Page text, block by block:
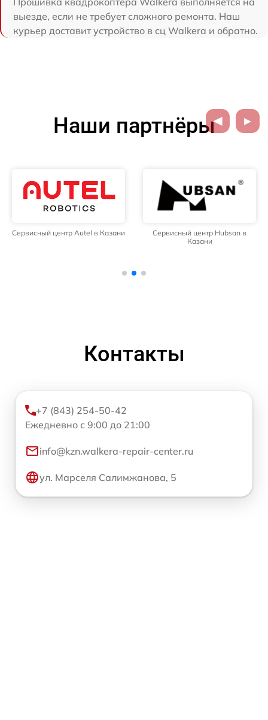
выезде, если не требует сложного ремонта. Наш
курьер доставит устройство в сц Walkera и обратно.
Наши партнёры
Сервисный центр Autel в Казани
Сервисный центр Hubsan в
Казани
Контакты
+7 (843) 254-50-42
Ежедневно с 9:00 до 21:00
info@kzn.walkera-repair-center.ru
ул. Марселя Салимжанова, 5